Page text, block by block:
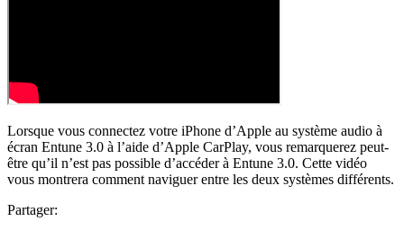
Lorsque vous connectez votre iPhone d’Apple au système audio à
écran Entune 3.0 à l’aide d’Apple CarPlay, vous remarquerez peut-
être qu’il n’est pas possible d’accéder à Entune 3.0. Cette vidéo
vous montrera comment naviguer entre les deux systèmes différents.
Partager: